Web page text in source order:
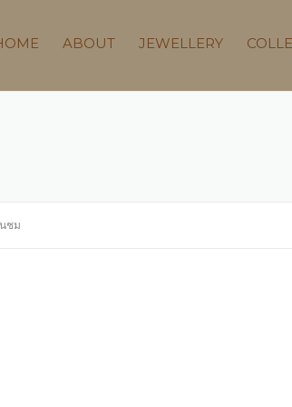
ABOUT JEWELLERY
ชม